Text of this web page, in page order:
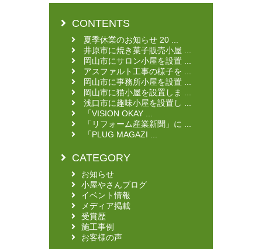
CONTENTS
夏季休業のお知らせ 20 ...
井原市に焼き菓子販売小屋 ...
岡山市にサロン小屋を設置 ...
アスファルト工事の様子を ...
岡山市に事務所小屋を設置 ...
岡山市に猫小屋を設置しま ...
浅口市に趣味小屋を設置し ...
「VISION OKAY ...
「リフォーム産業新聞」に ...
「PLUG MAGAZI ...
CATEGORY
お知らせ
小屋やさんブログ
イベント情報
メディア掲載
受賞歴
施工事例
お客様の声